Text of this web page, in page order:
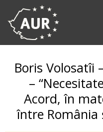
Boris Volosatîi
–
Acord, în
între România